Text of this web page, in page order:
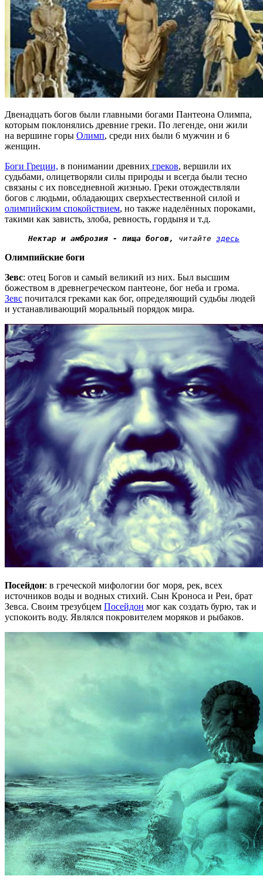
Двенадцать богов были главными богами Пантеона Олимпа,
которым поклонялись древние греки. По легенде, они жили
на вершине горы Олимп, среди них были 6 мужчин и 6
женщин.
Боги Греции, в понимании древних греков, вершили их
судьбами, олицетворяли силы природы и всегда были тесно
связаны с их повседневной жизнью. Греки отождествляли
богов с людьми, обладающих сверхъестественной силой и
олимпийским спокойствием, но также наделённых пороками,
такими как зависть, злоба, ревность, гордыня и т.д.
Нектар и амброзия - пища богов, читайте здесь
Олимпийские боги
Зевс: отец Богов и самый великий из них. Был высшим
божеством в древнегреческом пантеоне, бог неба и грома.
Зевс почитался греками как бог, определяющий судьбы людей
и устанавливающий моральный порядок мира.
Посейдон: в греческой мифологии бог моря, рек, всех
источников воды и водных стихий. Сын Кроноса и Реи, брат
Зевса. Своим трезубцем Посейдон мог как создать бурю, так и
успокоить воду. Являлся покровителем моряков и рыбаков.